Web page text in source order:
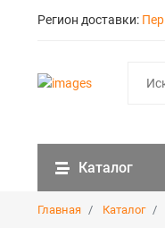
Регион доставки:
Каталог
Главная Каталог